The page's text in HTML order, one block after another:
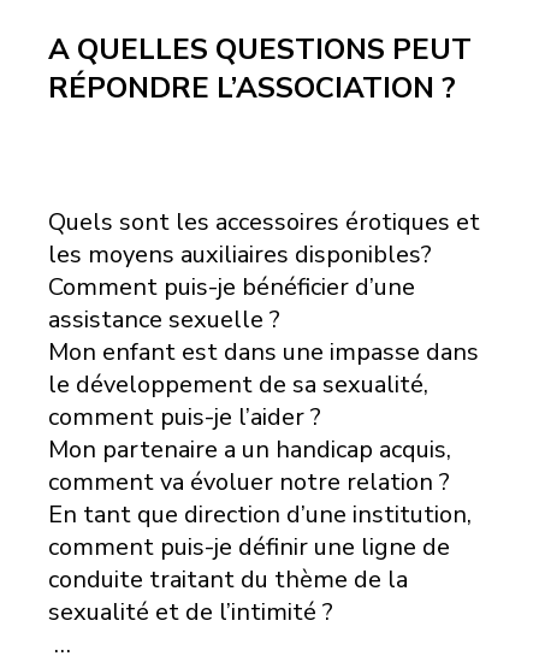
A QUELLES QUESTIONS PEUT
RÉPONDRE L’ASSOCIATION ?
Quels sont les accessoires érotiques et
les moyens auxiliaires disponibles?
Comment puis-je bénéficier d’une
assistance sexuelle ?
Mon enfant est dans une impasse dans
le développement de sa sexualité,
comment puis-je l’aider ?
Mon partenaire a un handicap acquis,
comment va évoluer notre relation ?
En tant que direction d’une institution,
comment puis-je définir une ligne de
conduite traitant du thème de la
sexualité et de l’intimité ?
…